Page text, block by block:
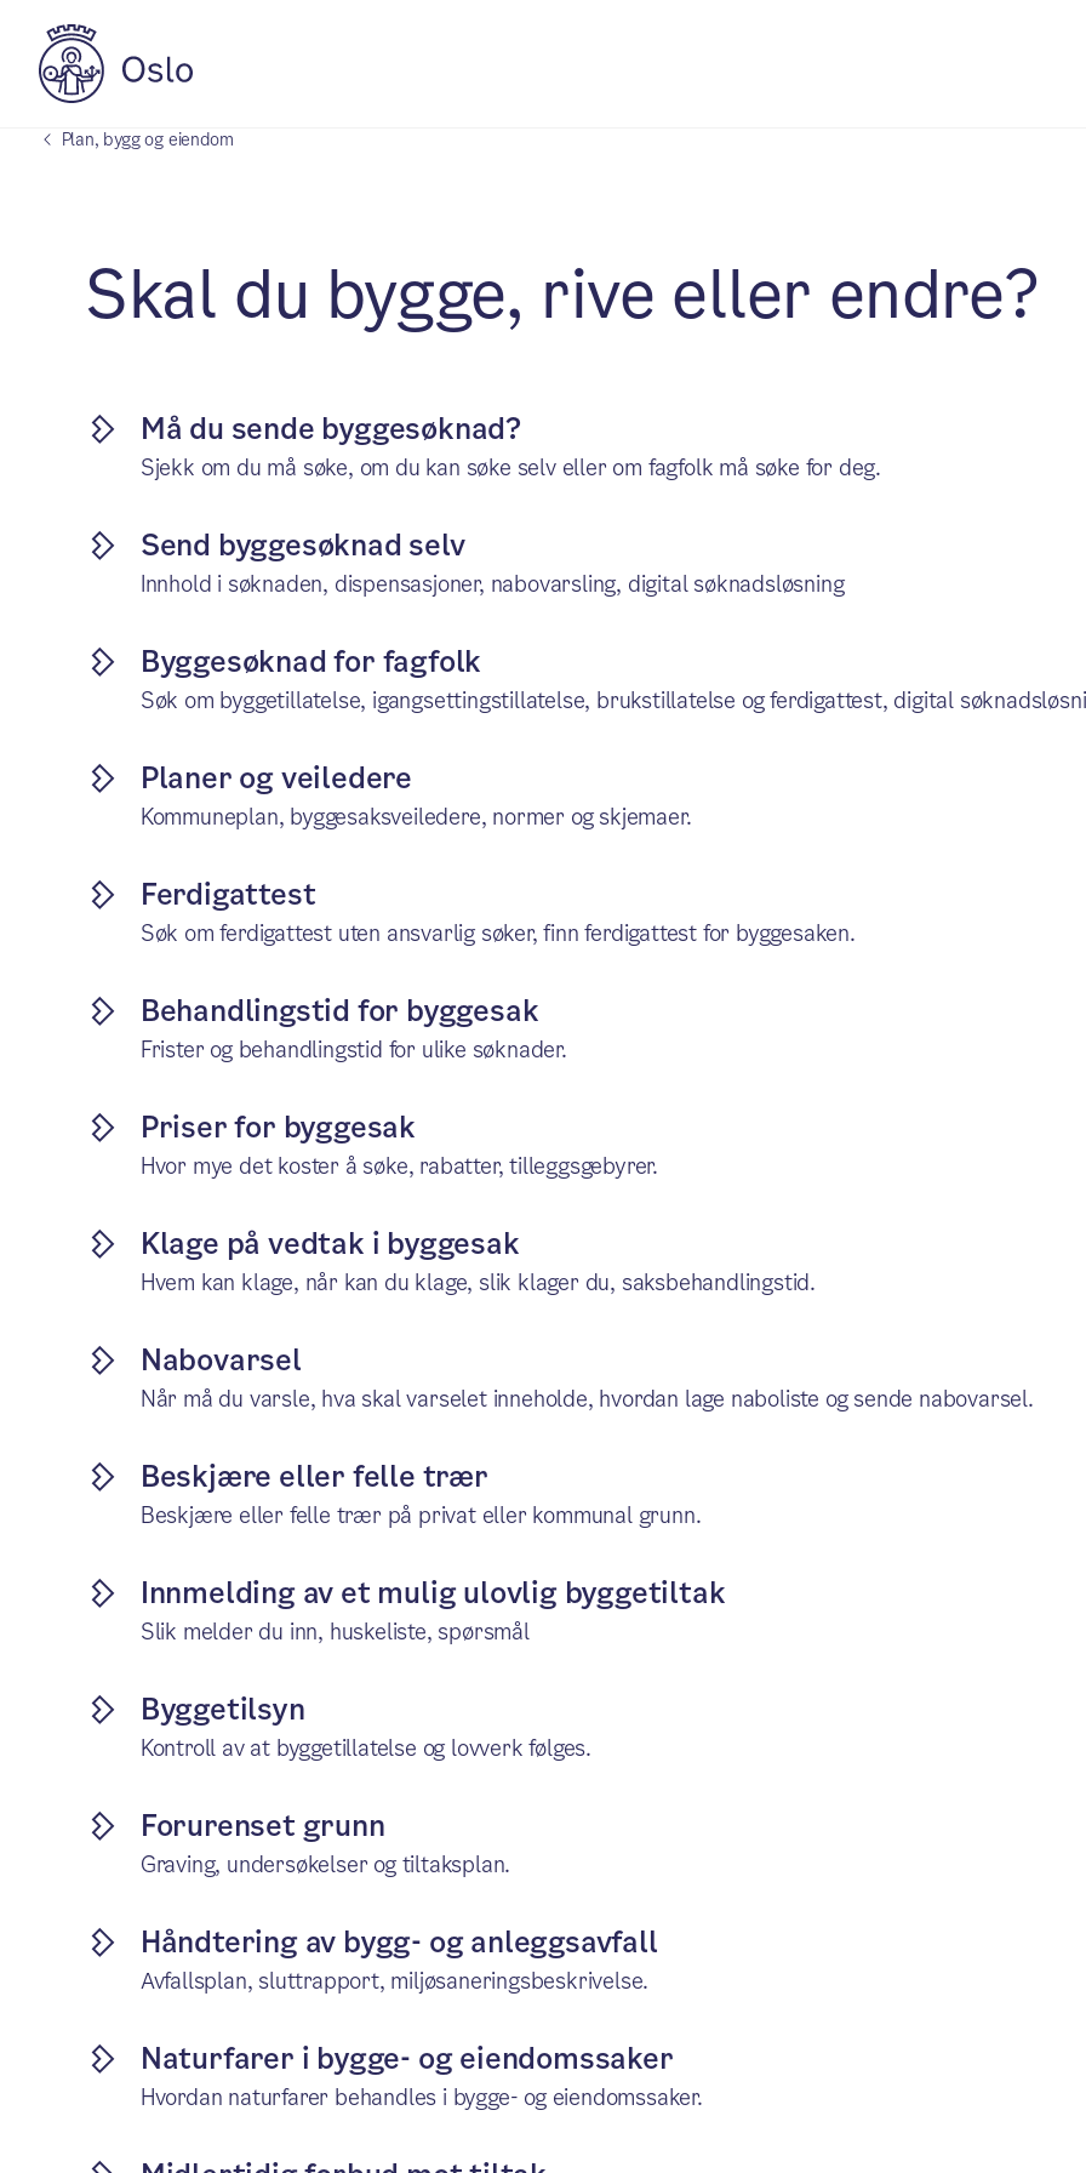
Plan, bygg og eiendom
Skal du bygge, rive eller endre?
Må du sende byggesøknad?
Sjekk om du må søke, om du kan søke selv eller om fagfolk må søke for deg.
Send byggesøknad selv
Innhold i søknaden, dispensasjoner, nabovarsling, digital søknadsløsning
Byggesøknad for fagfolk
Søk om byggetillatelse, igangsettingstillatelse, brukstillatelse og ferdigattest, digital
Planer og veiledere
Kommuneplan, byggesaksveiledere, normer og skjemaer.
Ferdigattest
Søk om ferdigattest uten ansvarlig søker, finn ferdigattest for byggesaken.
Behandlingstid for byggesak
Frister og behandlingstid for ulike søknader.
Priser for byggesak
Hvor mye det koster å søke, rabatter, tilleggsgebyrer.
Klage på vedtak i byggesak
Hvem kan klage, når kan du klage, slik klager du, saksbehandlingstid.
Nabovarsel
Når må du varsle, hva skal varselet inneholde, hvordan lage naboliste og sende nabovarsel.
Beskjære eller felle trær
Beskjære eller felle trær på privat eller kommunal grunn.
Innmelding av et mulig ulovlig byggetiltak
Slik melder du inn, huskeliste, spørsmål
Byggetilsyn
Kontroll av at byggetillatelse og lovverk følges.
Forurenset grunn
Graving, undersøkelser og tiltaksplan.
Håndtering av bygg- og anleggsavfall
Avfallsplan, sluttrapport, miljøsaneringsbeskrivelse.
Naturfarer i bygge- og eiendomssaker
Hvordan naturfarer behandles i bygge- og eiendomssaker.